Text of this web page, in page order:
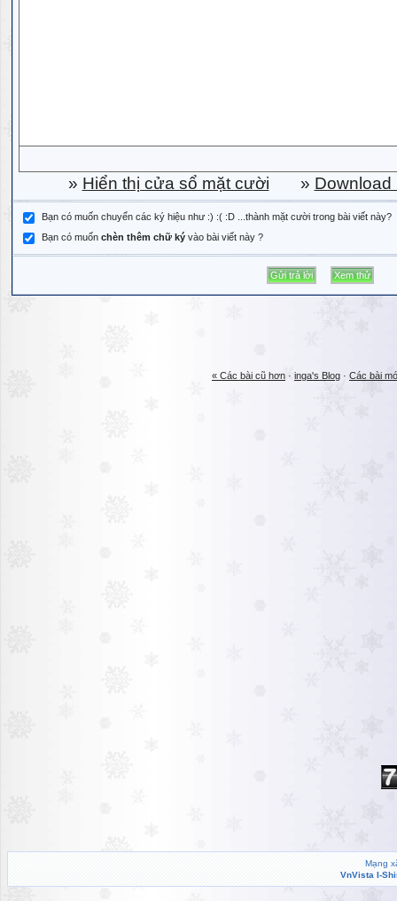
» Hiển thị cửa sổ mặt cười » Download
Bạn có muốn chuyển các ký hiệu như :) :( :D ...thành mặt cười trong bài viết này?
Bạn có muốn chèn thêm chữ ký vào bài viết này ?
« Các bài cũ hơn · inga's Blog · Các bài
Mạng
VnVista I-